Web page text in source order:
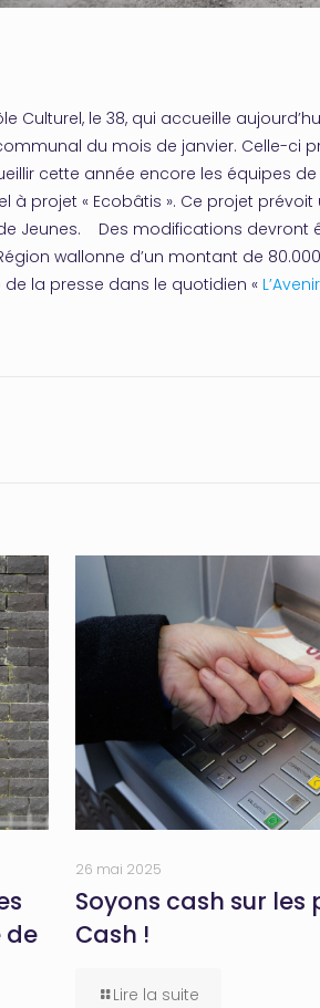
Culturel, le 38, qui accueille
du mois de janvier. Celle-ci
cette année encore les équipes
à projet « Ecobâtis ». Ce projet
Jeunes. Des modifications
wallonne d’un montant de
la presse dans le quotidien « L’Avenir
de
26 mai 2025
Soyons cash sur les
Cash !
Lire la suite